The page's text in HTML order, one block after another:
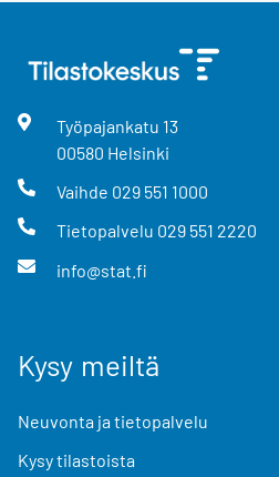
Työpajankatu 13
00580 Helsinki
Vaihde 029 551 1000
Tietopalvelu 029 551 2220
info@stat.fi
Kysy meiltä
Neuvonta ja tietopalvelu
Kysy tilastoista